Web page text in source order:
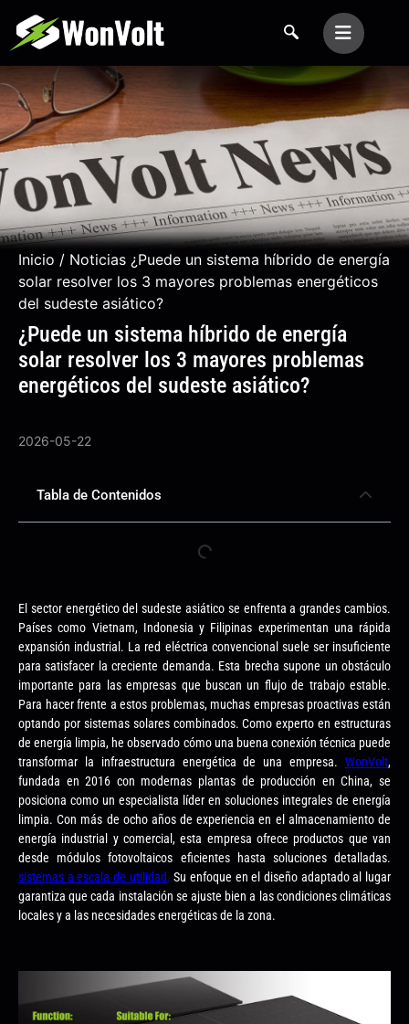
Inicio / Noticias ¿Puede un sistema híbrido de energía
solar resolver los 3 mayores problemas energéticos
del sudeste asiático?
¿Puede un sistema híbrido de energía
solar resolver los 3 mayores problemas
energéticos del sudeste asiático?
2026-05-22
Tabla de Contenidos
El sector energético del sudeste asiático se enfrenta a grandes cambios.
Países como Vietnam, Indonesia y Filipinas experimentan una rápida
expansión industrial. La red eléctrica convencional suele ser insuficiente
para satisfacer la creciente demanda. Esta brecha supone un obstáculo
importante para las empresas que buscan un flujo de trabajo estable.
Para hacer frente a estos problemas, muchas empresas proactivas están
optando por sistemas solares combinados. Como experto en estructuras
de energía limpia, he observado cómo una buena conexión técnica puede
transformar la infraestructura energética de una empresa. WonVolt,
fundada en 2016 con modernas plantas de producción en China, se
posiciona como un especialista líder en soluciones integrales de energía
limpia. Con más de ocho años de experiencia en el almacenamiento de
energía industrial y comercial, esta empresa ofrece productos que van
desde módulos fotovoltaicos eficientes hasta soluciones detalladas.
sistemas a escala de utilidad. Su enfoque en el diseño adaptado al lugar
garantiza que cada instalación se ajuste bien a las condiciones climáticas
locales y a las necesidades energéticas de la zona.